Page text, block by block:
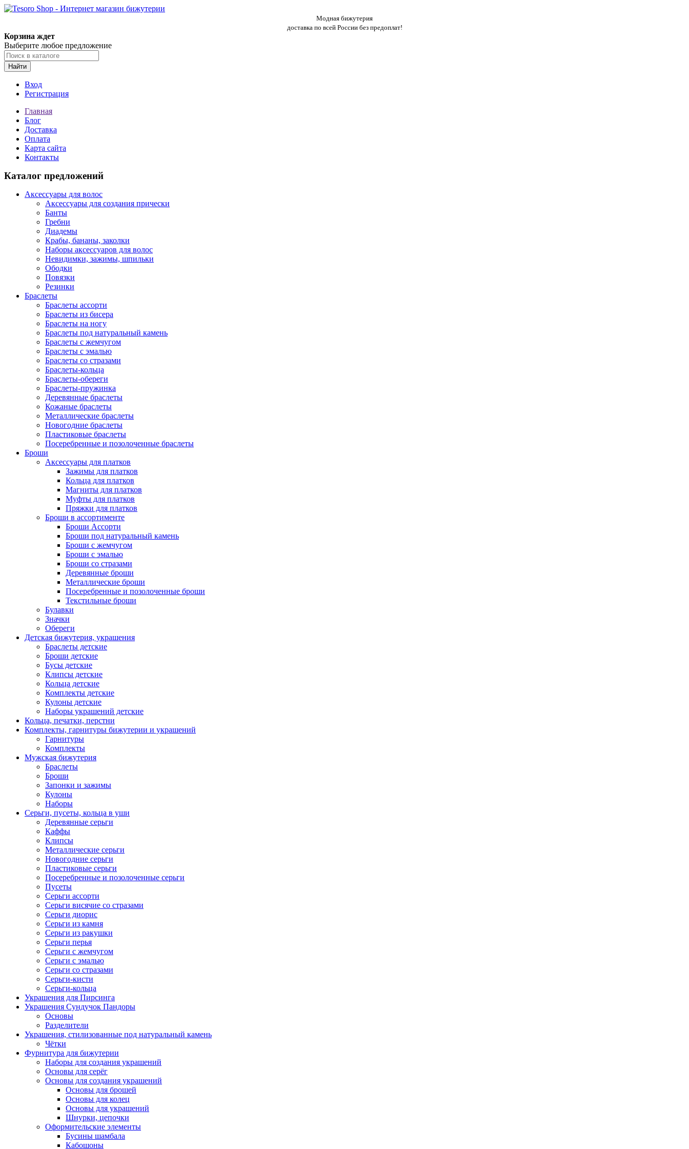
Модная бижутерия
доставка по всей России без предоплат!
Корзина ждет
Выберите любое предложение
Найти
Вход
Регистрация
Главная
Блог
Доставка
Оплата
Карта сайта
Контакты
Каталог предложений
Аксессуары для волос
Аксессуары для создания прически
Банты
Гребни
Диадемы
Крабы, бананы, заколки
Наборы аксессуаров для волос
Невидимки, зажимы, шпильки
Ободки
Повязки
Резинки
Браслеты
Браслеты ассорти
Браслеты из бисера
Браслеты на ногу
Браслеты под натуральный камень
Браслеты с жемчугом
Браслеты с эмалью
Браслеты со стразами
Браслеты-кольца
Браслеты-обереги
Браслеты-пружинка
Деревянные браслеты
Кожаные браслеты
Металлические браслеты
Новогодние браслеты
Пластиковые браслеты
Посеребренные и позолоченные браслеты
Броши
Аксессуары для платков
Зажимы для платков
Кольца для платков
Магниты для платков
Муфты для платков
Пряжки для платков
Броши в ассортименте
Броши Ассорти
Броши под натуральный камень
Броши с жемчугом
Броши с эмалью
Броши со стразами
Деревянные броши
Металлические броши
Посеребренные и позолоченные броши
Текстильные броши
Булавки
Значки
Обереги
Детская бижутерия, украшения
Браслеты детские
Броши детские
Бусы детские
Клипсы детские
Кольца детские
Комплекты детские
Кулоны детские
Наборы украшений детские
Кольца, печатки, перстни
Комплекты, гарнитуры бижутерии и украшений
Гарнитуры
Комплекты
Мужская бижутерия
Браслеты
Броши
Запонки и зажимы
Кулоны
Наборы
Серьги, пусеты, кольца в уши
Деревянные серьги
Каффы
Клипсы
Металлические серьги
Новогодние серьги
Пластиковые серьги
Посеребренные и позолоченные серьги
Пусеты
Серьги ассорти
Серьги висячие со стразами
Серьги диорис
Серьги из камня
Серьги из ракушки
Серьги перья
Серьги с жемчугом
Серьги с эмалью
Серьги со стразами
Серьги-кисти
Серьги-кольца
Украшения для Пирсинга
Украшения Сундучок Пандоры
Основы
Разделители
Украшения, стилизованные под натуральный камень
Чётки
Фурнитура для бижутерии
Наборы для создания украшений
Основы для серёг
Основы для создания украшений
Основы для брошей
Основы для колец
Основы для украшений
Шнурки, цепочки
Оформительские элементы
Бусины шамбала
Кабошоны